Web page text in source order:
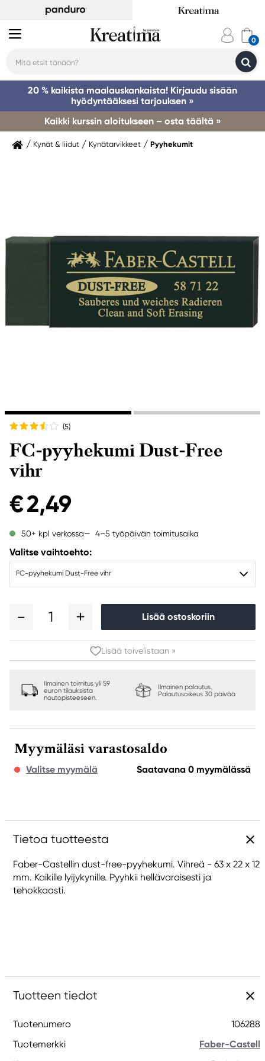
20 % kaikista maalauskankaista! Kirjaudu sisään
hyödyntääksesi tarjouksen »
Kaikki kurssin aloitukseen – osta täältä »
Kynät & liidut Kynätarvikkeet Pyyhekumit
(5)
FC-pyyhekumi Dust-Free
vihr
€ 2,49
50+ kpl verkossa 4–5 työpäivän toimitusaika
Valitse vaihtoehto:
FC-pyyhekumi Dust-Free vihr
1 Lisää ostoskoriin
Lisää toivelistaan »
Ilmainen toimitus yli 59
euron tilauksista
noutopisteeseen.
Ilmainen palautus.
Palautusoikeus 30 päivää
Myymäläsi varastosaldo
Valitse myymälä Saatavana 0 myymälässä
Tietoa tuotteesta
Faber-Castellin dust-free-pyyhekumi. Vihreä - 63 x 22 x 12
mm. Kaikille lyijykynille. Pyyhkii hellävaraisesti ja
tehokkaasti.
Tuotteen tiedot
Tuotenumero
106288
Tuotemerkki
Faber-Castell